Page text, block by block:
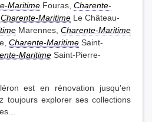
Maritime Fouras, Charente-
Charente-Maritime Le Château-
Marennes, Charente-Maritime
Charente-Maritime Saint-
Maritime Saint-Pierre-
est en rénovation jusqu'en
toujours explorer ses collections